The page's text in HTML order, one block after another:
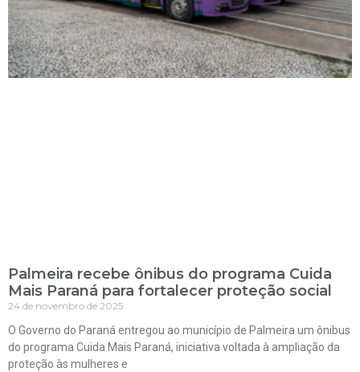
Palmeira recebe ônibus do programa Cuida
Mais Paraná para fortalecer proteção social
24 de novembro de 2025
O Governo do Paraná entregou ao município de Palmeira um ônibus
do programa Cuida Mais Paraná, iniciativa voltada à ampliação da
proteção às mulheres e